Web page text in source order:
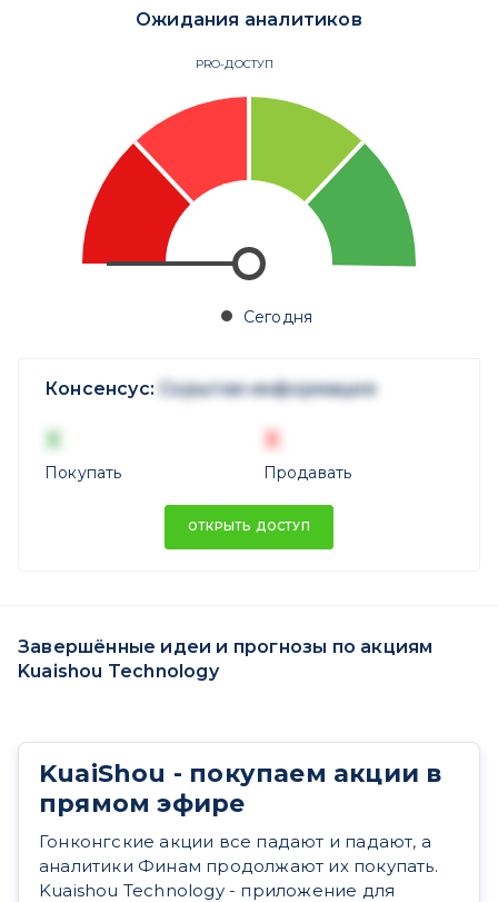
Ожидания аналитиков
PRO-ДОСТУП
Сегодня
Консенсус: Скрытая информация
X
Покупать
X
Продавать
ОТКРЫТЬ ДОСТУП
Завершённые идеи и прогнозы по акциям
Kuaishou Technology
KuaiShou - покупаем акции в
прямом эфире
Гонконгские акции все падают и падают, а
аналитики Финам продолжают их покупать.
Kuaishou Technology - приложение для